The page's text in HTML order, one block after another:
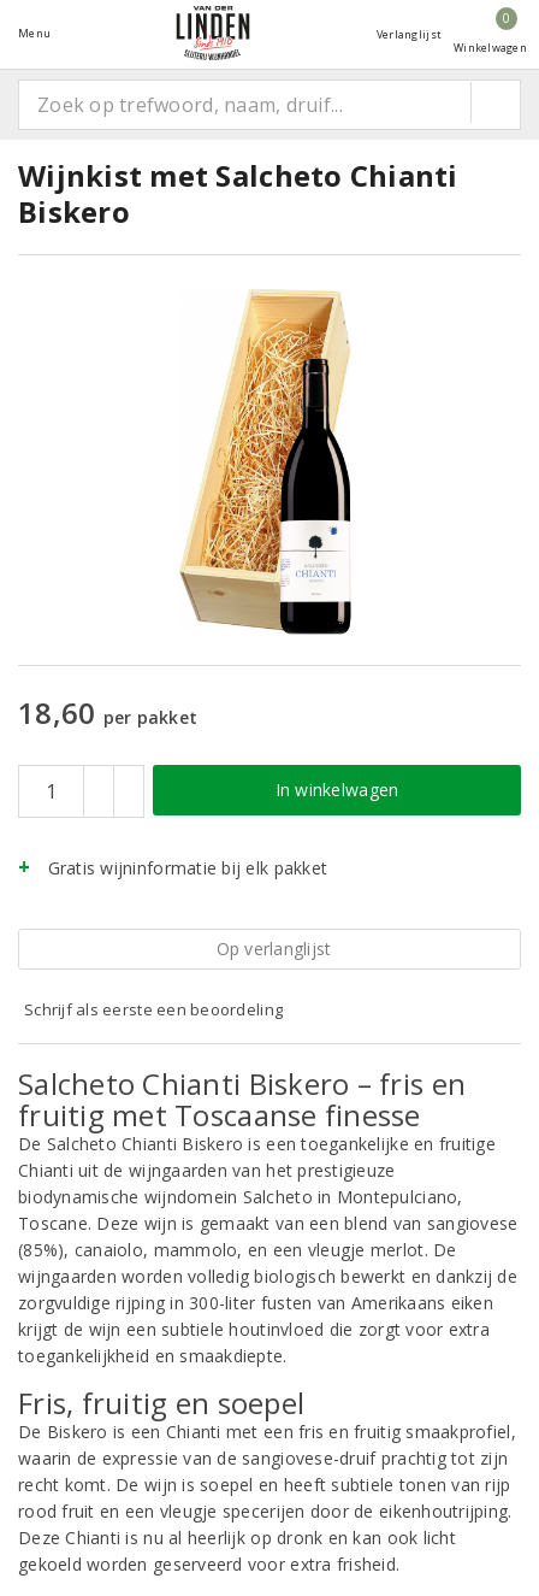
Menu Verlanglijst
0
Winkelwagen
Wijnkist met Salcheto Chianti
Biskero
18,60 per pakket
In winkelwagen
Gratis wijninformatie bij elk pakket
Op verlanglijst
Schrijf als eerste een beoordeling
Salcheto Chianti Biskero – fris en
fruitig met Toscaanse finesse
De Salcheto Chianti Biskero is een toegankelijke en fruitige
Chianti uit de wijngaarden van het prestigieuze
biodynamische wijndomein Salcheto in Montepulciano,
Toscane. Deze wijn is gemaakt van een blend van sangiovese
(85%), canaiolo, mammolo, en een vleugje merlot. De
wijngaarden worden volledig biologisch bewerkt en dankzij de
zorgvuldige rijping in 300-liter fusten van Amerikaans eiken
krijgt de wijn een subtiele houtinvloed die zorgt voor extra
toegankelijkheid en smaakdiepte.
Fris, fruitig en soepel
De Biskero is een Chianti met een fris en fruitig smaakprofiel,
waarin de expressie van de sangiovese-druif prachtig tot zijn
recht komt. De wijn is soepel en heeft subtiele tonen van rijp
rood fruit en een vleugje specerijen door de eikenhoutrijping.
Deze Chianti is nu al heerlijk op dronk en kan ook licht
gekoeld worden geserveerd voor extra frisheid.